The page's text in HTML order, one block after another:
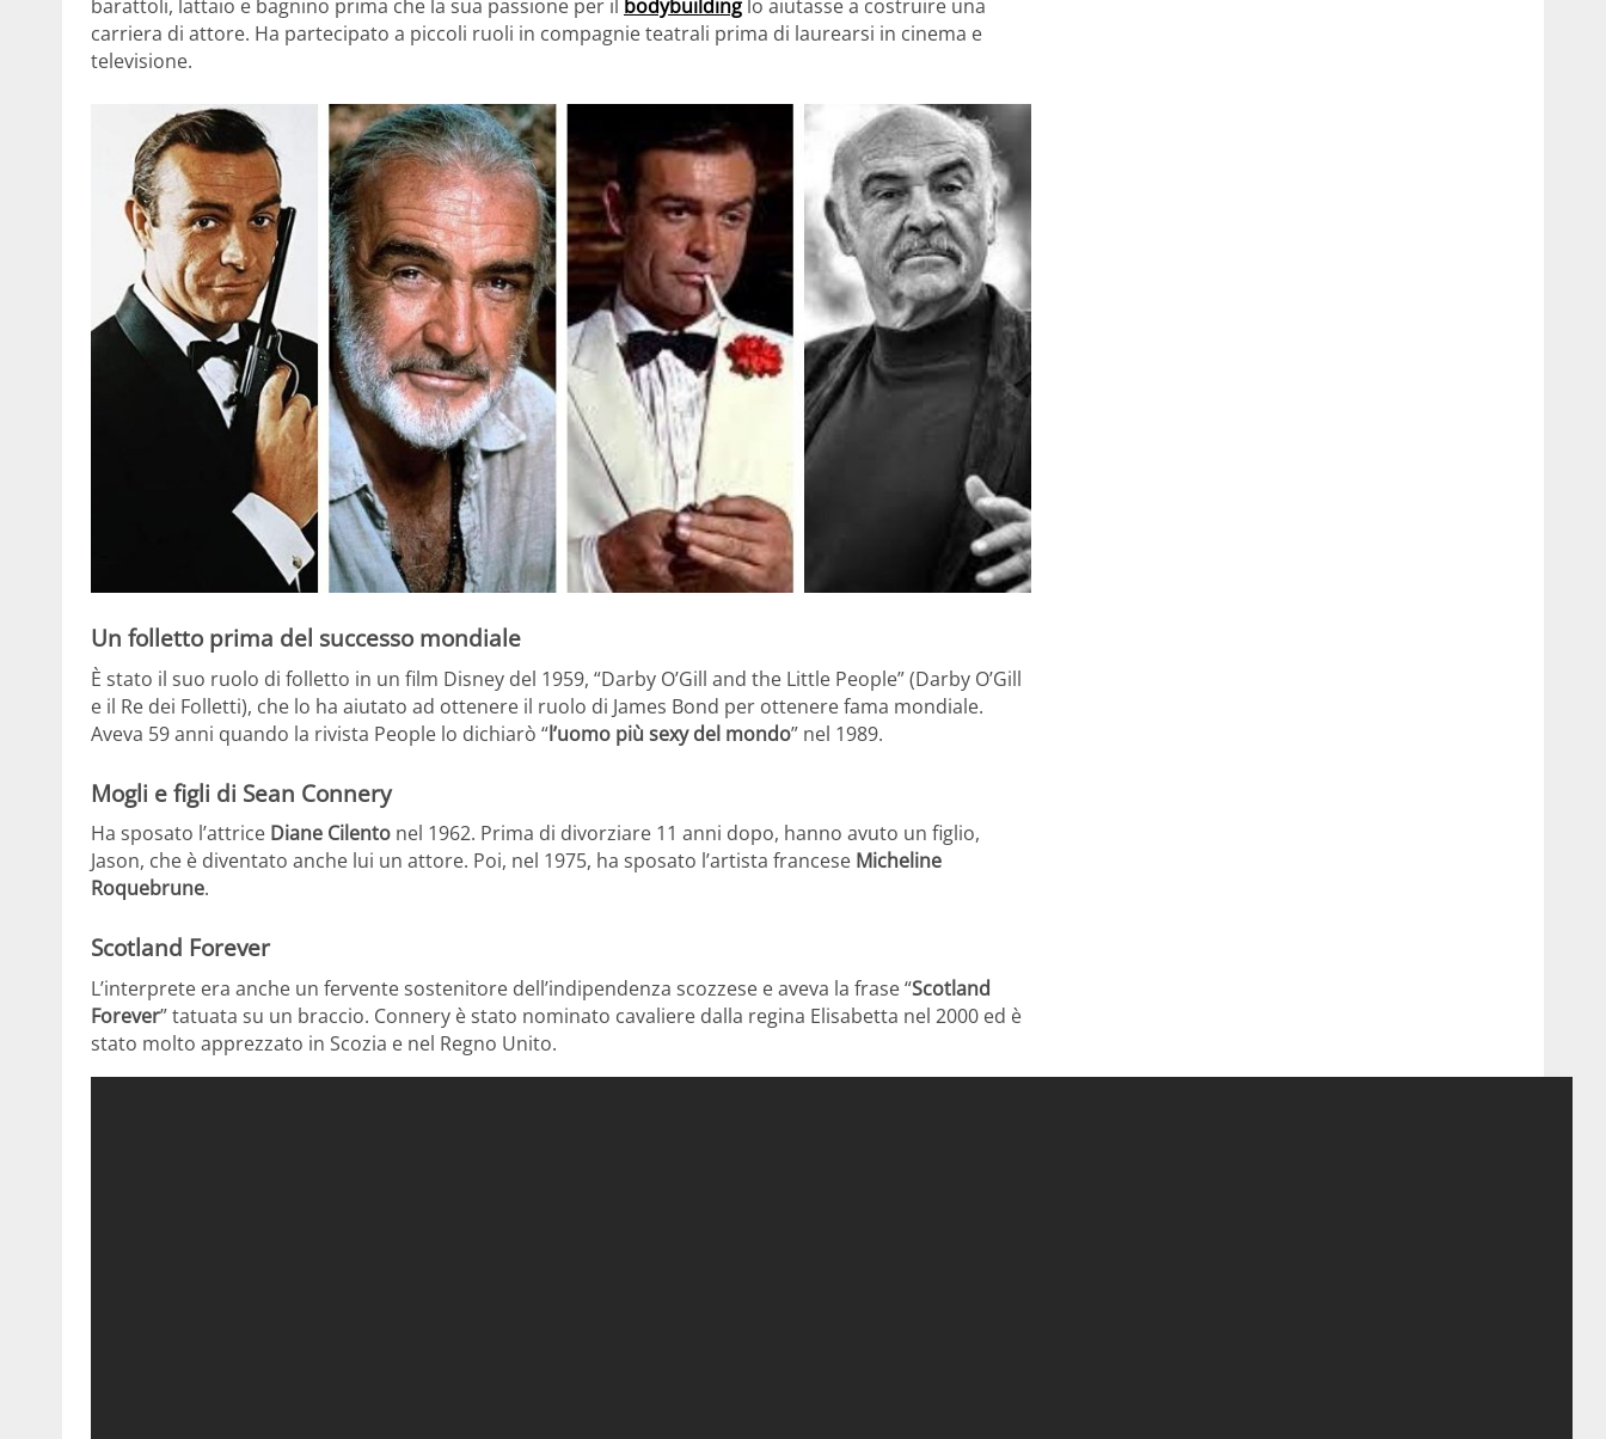
barattoli, lattaio e bagnino prima che la sua passione per il bodybuilding lo aiutasse a costruire una
carriera di attore. Ha partecipato a piccoli ruoli in compagnie teatrali prima di laurearsi in cinema e
televisione.
Un folletto prima del successo mondiale
È stato il suo ruolo di folletto in un film Disney del 1959, “Darby O’Gill and the Little People” (Darby O’Gill
e il Re dei Folletti), che lo ha aiutato ad ottenere il ruolo di James Bond per ottenere fama mondiale.
Aveva 59 anni quando la rivista People lo dichiarò “l’uomo più sexy del mondo” nel 1989.
Mogli e figli di Sean Connery
Ha sposato l’attrice Diane Cilento nel 1962. Prima di divorziare 11 anni dopo, hanno avuto un figlio,
Jason, che è diventato anche lui un attore. Poi, nel 1975, ha sposato l’artista francese Micheline
Roquebrune.
Scotland Forever
L’interprete era anche un fervente sostenitore dell’indipendenza scozzese e aveva la frase “Scotland
Forever” tatuata su un braccio. Connery è stato nominato cavaliere dalla regina Elisabetta nel 2000 ed è
stato molto apprezzato in Scozia e nel Regno Unito.